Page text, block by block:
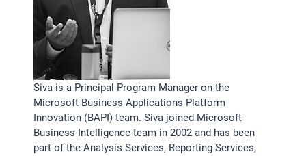
Siva is a Principal Program Manager on the
Microsoft Business Applications Platform
Innovation (BAPI) team. Siva joined Microsoft
Business Intelligence team in 2002 and has been
part of the Analysis Services, Reporting Services,
Name:
cookie_consent
Zweck:
Dieser Cookie speichert die ausgewählten
Einverständnis-Optionen des Benutzers
Cookie Laufzeit:
1 Jahr